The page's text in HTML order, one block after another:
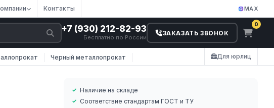
Контакты MAX
+7 (930) 212-82-93
Бесплатно по России
ЗАКАЗАТЬ ЗВОНОК
0
Черный металлопрокат Для юрлиц
Наличие на складе
Соответствие стандартам ГОСТ и ТУ